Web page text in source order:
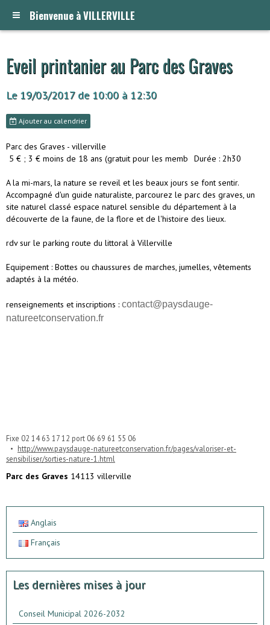
Bienvenue à VILLERVILLE
Eveil printanier au Parc des Graves
Le 19/03/2017 de 10:00 à 12:30
Ajouter au calendrier
Parc des Graves - villerville
5 € ; 3 € moins de 18 ans (gratuit pour les memb
Durée : 2h30
A la mi-mars, la nature se reveil et les beaux jours se font sentir.
Accompagné d'un guide naturaliste, parcourez le parc des graves, un
site naturel classé espace naturel sensible du département à la
découverte de la faune, de la flore et de l'histoire des lieux.
rdv sur le parking route du littoral à Villerville
Equipement : Bottes ou chaussures de marches, jumelles, vêtements
adaptés à la météo.
renseignements et inscriptions : contact@paysdauge-
natureetconservation.fr
Fixe 02 14 63 17 12 port 06 69 61 55 06
http://www.paysdauge-natureetconservation.fr/pages/valoriser-et-
sensibiliser/sorties-nature-1.html
Parc des Graves 14113 villerville
Anglais
Français
Les dernières mises à jour
Conseil Municipal 2026-2032